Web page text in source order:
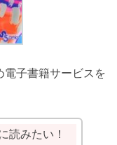
電子書籍サービスを
読みたい！